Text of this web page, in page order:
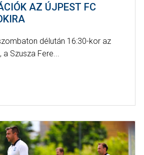
AZ ÚJPEST FC
délután 16:30-kor az
Szusza Fere...